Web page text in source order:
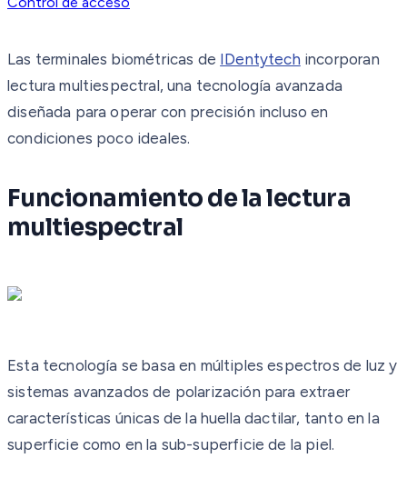
Las terminales biométricas de IDentytech incorporan
lectura multiespectral, una tecnología avanzada
diseñada para operar con precisión incluso en
condiciones poco ideales.
Funcionamiento de la lectura
multiespectral
Esta tecnología se basa en múltiples espectros de luz y
sistemas avanzados de polarización para extraer
características únicas de la huella dactilar, tanto en la
superficie como en la sub-superficie de la piel.